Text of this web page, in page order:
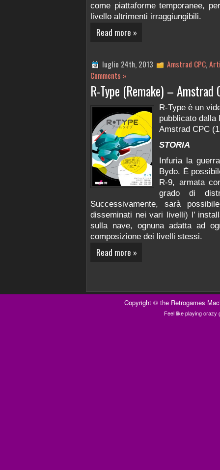
come piattaforme temporanee,
livello altrimenti irraggiungibili.
Read more »
luglio 24th, 2013 Amstrad CPC,
Comments »
R-Type (Remake) – Amstrad
R-Type è un
pubblicato dalla
Amstrad CPC
STORIA
Infuria la
Bydo. È
R-9, armata
grado di
Successivamente, sarà
disseminati nei vari livelli) l’
sulla nave, ognuna adatta ad
composizione dei livelli stessi.
Read more »
Copyright ©the Retrogames
Feel like playing